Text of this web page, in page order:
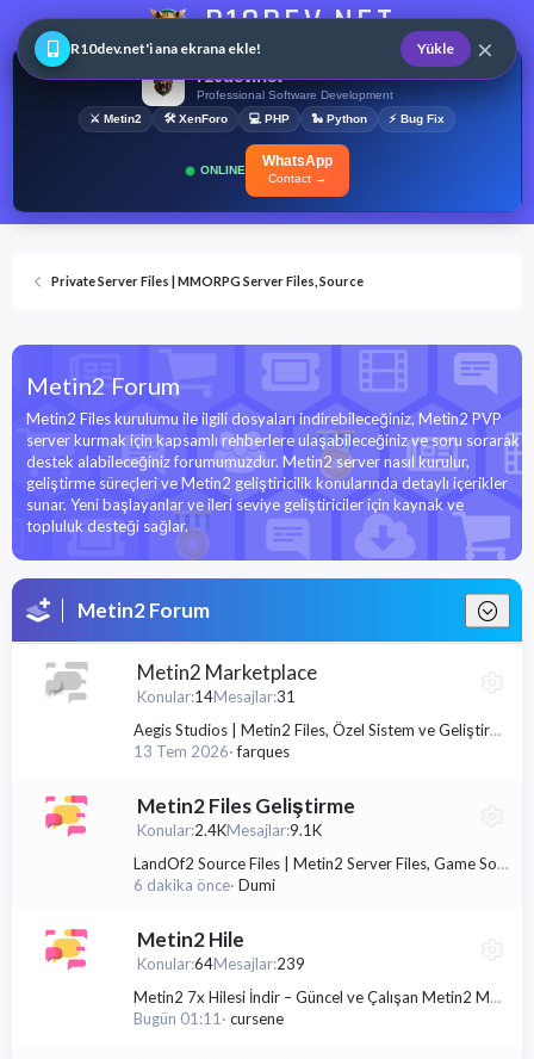
R10DEV.NET
Web ve Game Master
r10dev.net
Professional Software Development
⚔ Metin2
🛠 XenForo 💻 PHP 🐍 Python ⚡ Bug Fix
ONLINE
WhatsApp
Contact →
Private Server Files | MMORPG Server Files, Source
Metin2 Forum
Metin2 Files kurulumu ile ilgili dosyaları indirebileceğiniz, Metin2 PVP
server kurmak için kapsamlı rehberlere ulaşabileceğiniz ve soru sorarak
destek alabileceğiniz forumumuzdur. Metin2 server nasıl kurulur,
geliştirme süreçleri ve Metin2 geliştiricilik konularında detaylı içerikler
sunar. Yeni başlayanlar ve ileri seviye geliştiriciler için kaynak ve
topluluk desteği sağlar.
Metin2 Forum
Metin2 Marketplace
Konular 14Mesajlar31
Aegis Studios | Metin2 Files, Özel Sistem ve Geliştirme Hizmetleri
13 Tem 2026 farques
Metin2 Files Geliştirme
Konular 2.4KMesajlar9.1K
LandOf2 Source Files | Metin2 Server Files, Game Source, Client Source, Database & Development Resources
6 dakika önce Dumi
Metin2 Hile
Konular64Mesajlar 239
Metin2 7x Hilesi İndir – Güncel ve Çalışan Metin2 Mod Hilesi 2026
Bugün 01:11
cursene
R10dev.net'i ana ekrana ekle! Yükle ×